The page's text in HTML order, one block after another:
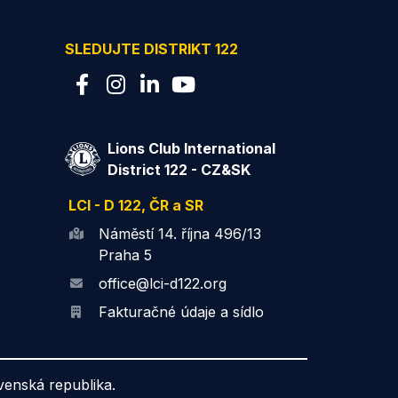
SLEDUJTE DISTRIKT 122
Lions Club International
District 122 - CZ&SK
LCI - D 122, ČR a SR
Náměstí 14. října 496/13
Praha 5
office@lci-d122.org
Fakturačné údaje a sídlo
republika.